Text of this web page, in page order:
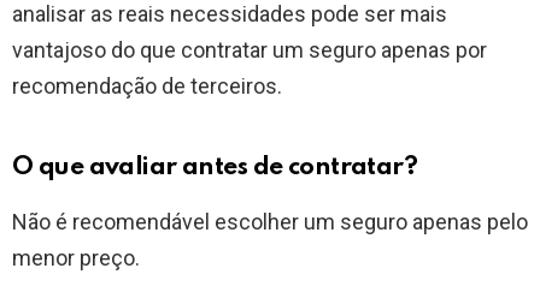
analisar as reais necessidades pode ser mais
vantajoso do que contratar um seguro apenas por
recomendação de terceiros.
O que avaliar antes de contratar?
Não é recomendável escolher um seguro apenas pelo
menor preço.